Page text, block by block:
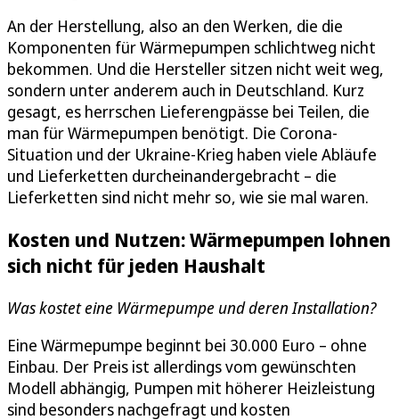
An der Herstellung, also an den Werken, die die
Komponenten für Wärmepumpen schlichtweg nicht
bekommen. Und die Hersteller sitzen nicht weit weg,
sondern unter anderem auch in Deutschland. Kurz
gesagt, es herrschen Lieferengpässe bei Teilen, die
man für Wärmepumpen benötigt. Die Corona-
Situation und der Ukraine-Krieg haben viele Abläufe
und Lieferketten durcheinandergebracht – die
Lieferketten sind nicht mehr so, wie sie mal waren.
Kosten und Nutzen: Wärmepumpen lohnen
sich nicht für jeden Haushalt
Was kostet eine Wärmepumpe und deren Installation?
Eine Wärmepumpe beginnt bei 30.000 Euro – ohne
Einbau. Der Preis ist allerdings vom gewünschten
Modell abhängig, Pumpen mit höherer Heizleistung
sind besonders nachgefragt und kosten